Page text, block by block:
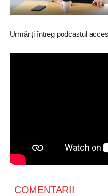
Urmăriți întreg podcastul
COMENTARII